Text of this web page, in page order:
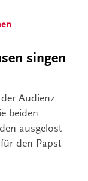
singen
Audienz
beiden
ausgelost
den Papst